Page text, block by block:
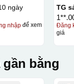
ngày
nhậpđể xem
TG
Đăng
giá
bằng